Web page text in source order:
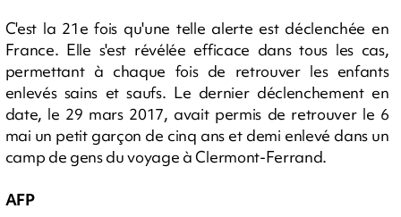
C'est la 21e fois qu'une telle alerte est déclenchée en
France. Elle s'est révélée efficace dans tous les cas,
permettant à chaque fois de retrouver les enfants
enlevés sains et saufs. Le dernier déclenchement en
date, le 29 mars 2017, avait permis de retrouver le 6
mai un petit garçon de cinq ans et demi enlevé dans un
camp de gens du voyage à Clermont-Ferrand.
AFP